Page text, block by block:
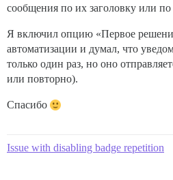
сообщения по их заголовку или
Я включил опцию «Первое
автоматизации и думал, что
только один раз, но оно
или повторно).
Спасибо
Issue with disabling badge repetition